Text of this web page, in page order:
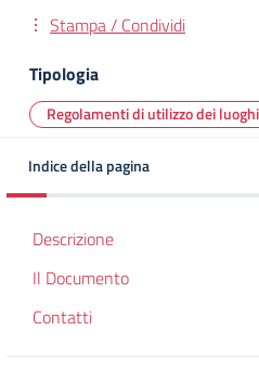
Stampa / Condividi
Tipologia
Regolamenti di utilizzo dei luoghi
Indice della pagina
Descrizione
Il Documento
Contatti